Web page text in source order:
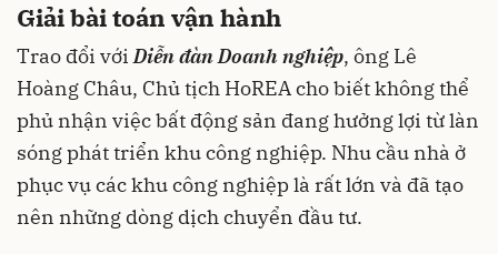
Giải bài toán vận hành
Trao đổi vớiDiễn đàn Doanh nghiệp, ông Lê
Hoàng Châu, Chủ tịch HoREA cho biết không thể
phủ nhận việc bất động sản đang hưởng lợi từ làn
sóng phát triển khu công nghiệp. Nhu cầu nhà ở
phục vụ các khu công nghiệp là rất lớn và đã tạo
nên những dòng dịch chuyển đầu tư.